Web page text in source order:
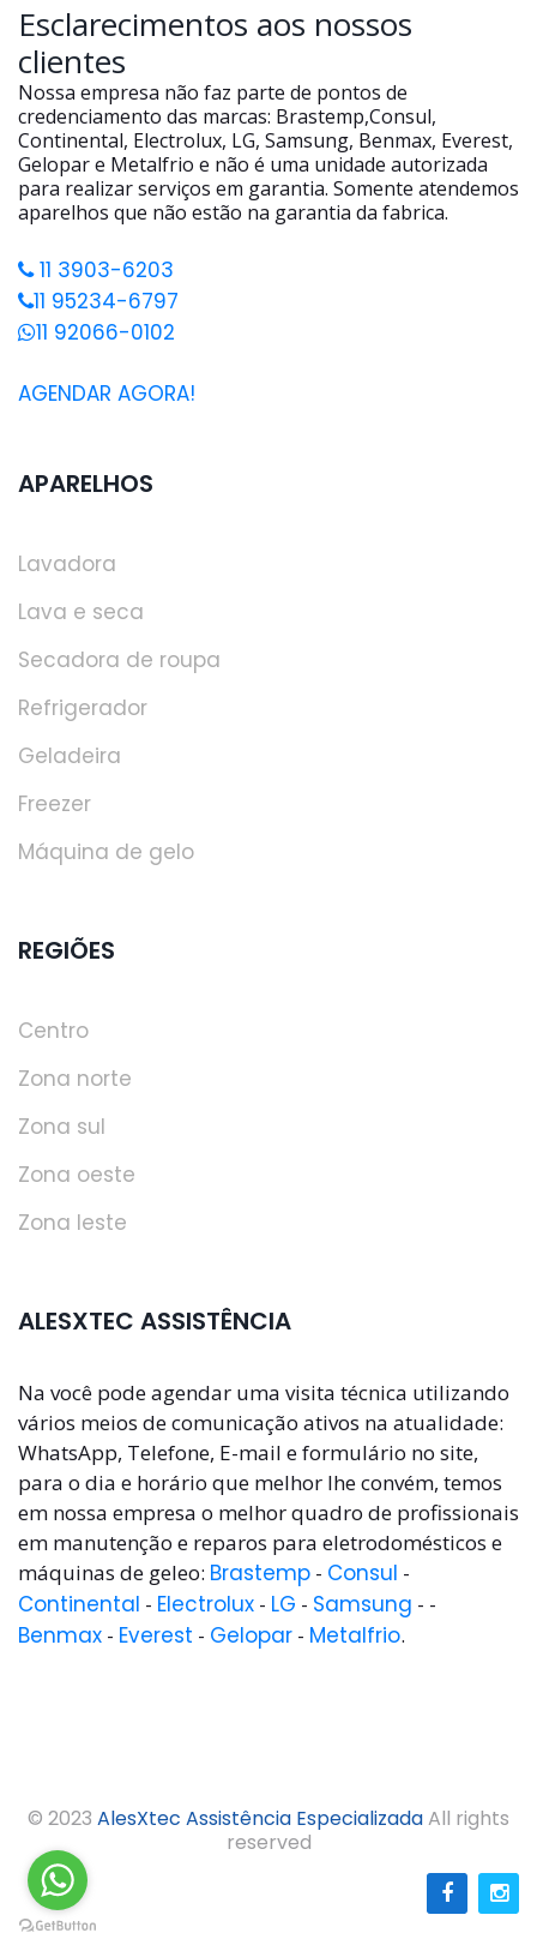
Esclarecimentos aos nossos
clientes
Nossa empresa não faz parte de pontos de
credenciamento das marcas: Brastemp,Consul,
Continental, Electrolux, LG, Samsung, Benmax, Everest,
Gelopar e Metalfrio e não é uma unidade autorizada
para realizar serviços em garantia. Somente atendemos
aparelhos que não estão na garantia da fabrica.
11 3903-6203
11 95234-6797
11 92066-0102
AGENDAR AGORA!
APARELHOS
Lavadora
Lava e seca
Secadora de roupa
Refrigerador
Geladeira
Freezer
Máquina de gelo
REGIÕES
Centro
Zona norte
Zona sul
Zona oeste
Zona leste
ALESXTEC ASSISTÊNCIA
Na você pode agendar uma visita técnica utilizando
vários meios de comunicação ativos na atualidade:
WhatsApp, Telefone, E-mail e formulário no site,
para o dia e horário que melhor lhe convém, temos
em nossa empresa o melhor quadro de profissionais
em manutenção e reparos para eletrodomésticos e
máquinas de geleo: Brastemp - Consul -
Continental - Electrolux - LG - Samsung - -
Benmax - Everest - Gelopar - Metalfrio.
© 2023 AlesXtec Assistência EspecializadaAll rights
reserved